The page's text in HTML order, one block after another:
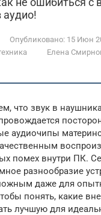
аудио!
Опубликовано: 15 Июн
Елена
что звук в
аудиочипы
помех внутри ПК.
разнообразие
даже для
понять, какие
лучшую для